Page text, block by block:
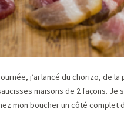
j’ai lancé du chorizo, de
maisons de 2 façons. Je
mon boucher un côté